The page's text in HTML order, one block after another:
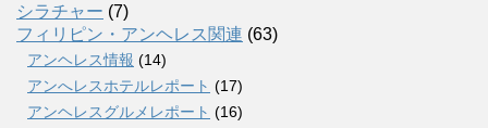
シラチャー (7)
フィリピン・アンヘレス関連 (63)
アンヘレス情報 (14)
アンへレスホテルレポート (17)
アンヘレスグルメレポート (16)